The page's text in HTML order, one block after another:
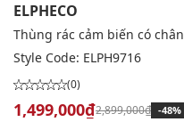
ELPHECO
Thùng rác cảm biến có
Style Code: ELPH9716
(0)
1,499,000₫2,899,000₫ -48%